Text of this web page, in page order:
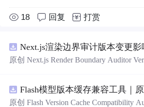
18 回复 打赏
原创 Next.js Render Boundary Auditor
入约定、规则参数、结果结构和风险项
压缩包包含完整源码、3 项自动化测试
原创 Flash Version Cache Compatibility